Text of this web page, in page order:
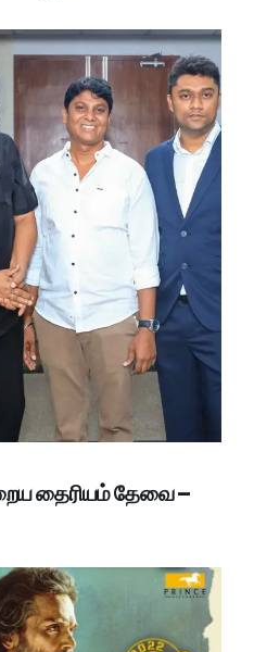
தைரியம் தேவை –